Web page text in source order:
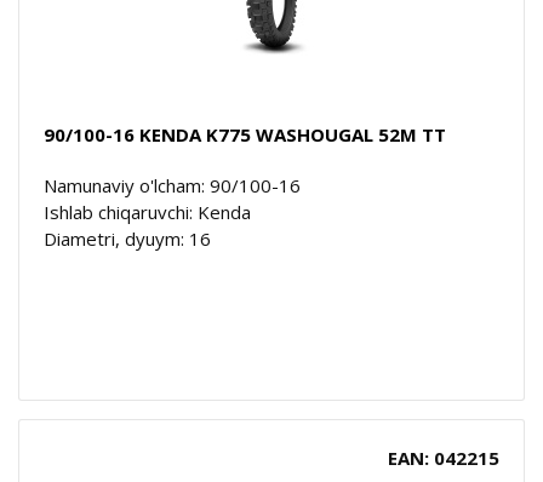
90/100-16 KENDA K775 WASHOUGAL 52M TT
Namunaviy o'lcham: 90/100-16
Ishlab chiqaruvchi: Kenda
Diametri, dyuym: 16
EAN: 042215